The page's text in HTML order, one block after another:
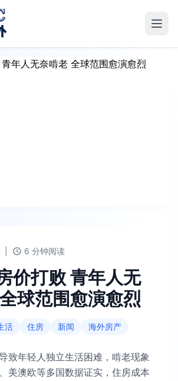
6 分钟阅读
价打败 青年人无
球范围愈演愈烈
活 住房 新闻 海外房产
致年轻人独立生活困难，啃老现象
美澳欧等多国数据证实，住房成本